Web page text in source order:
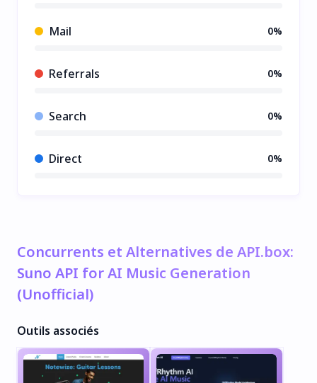
Mail 0%
Referrals 0%
Search 0%
Direct 0%
Concurrents et Alternatives de API.box:
Suno API for AI Music Generation
(Unofficial)
Outils associés